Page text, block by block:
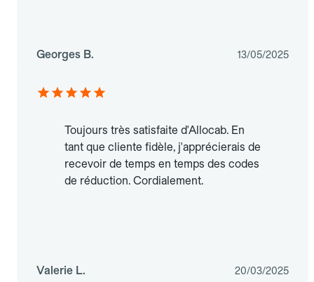
Georges B. 13/05/2025
Toujours très satisfaite d'Allocab. En
tant que cliente fidèle, j'apprécierais de
recevoir de temps en temps des codes
de réduction. Cordialement.
Valerie L. 20/03/2025